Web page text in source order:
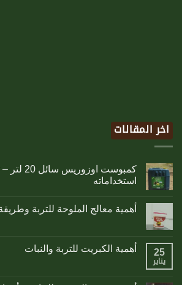
اخر المقالات
كمبوست
استخداماته
أهمية معالج الملوحة للتربة
25
يناير
أهمية الكبريت للتربة والنبات